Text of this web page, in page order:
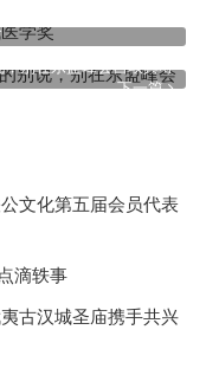
下一篇
别在东盟峰会自取其辱
文化第五届会员代表
滴轶事
古汉城圣庙携手共兴